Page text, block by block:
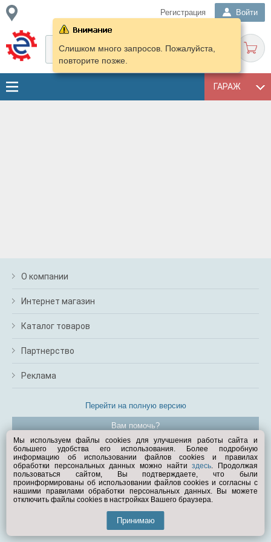
Регистрация Войти
ГАРАЖ
Слишком много запросов. Пожалуйста,
повторите позже.
О компании
Интернет магазин
Каталог товаров
Партнерство
Реклама
Перейти на полную версию
Вам помочь?
© Exist.ru 1998—2026
Мы используем файлы cookies для улучшения работы сайта и
большего удобства его использования. Более подробную
информацию об использовании файлов cookies и правилах
обработки персональных данных можно найтиздесь. Продолжая
пользоваться сайтом, Вы подтверждаете, что были
проинформированы об использовании файлов cookies и согласны с
нашими правилами обработки персональных данных. Вы можете
отключить файлы cookies в настройках Вашего браузера.
Принимаю